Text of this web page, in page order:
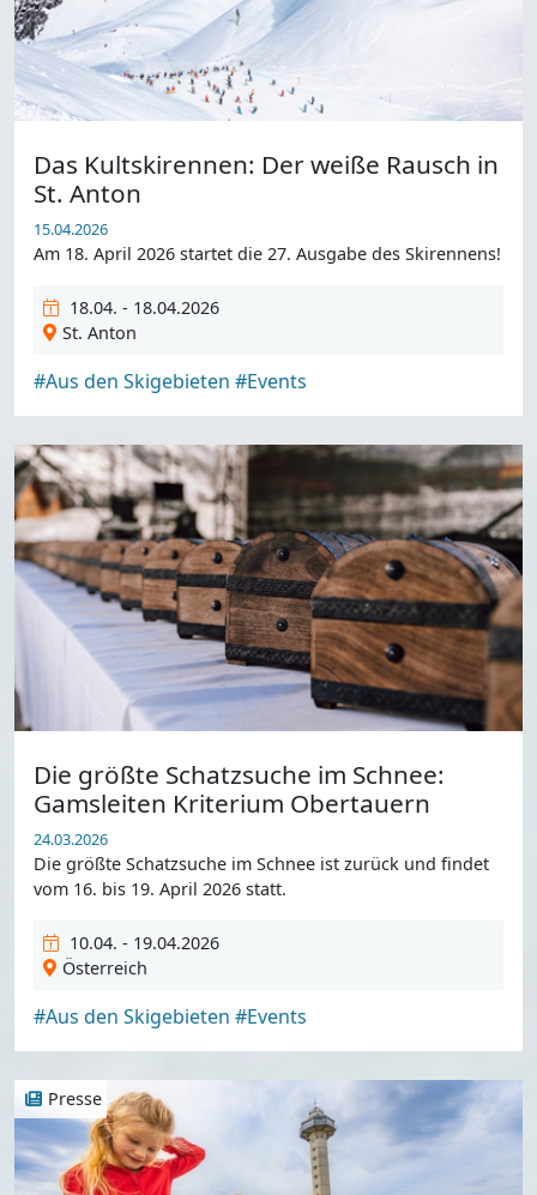
Das Kultskirennen: Der weiße Rausch in
St. Anton
15.04.2026
Am 18. April 2026 startet die 27. Ausgabe des Skirennens!
18.04. - 18.04.2026
St. Anton
#Aus den Skigebieten #Events
Die größte Schatzsuche im Schnee:
Gamsleiten Kriterium Obertauern
24.03.2026
Die größte Schatzsuche im Schnee ist zurück und findet
vom 16. bis 19. April 2026 statt.
10.04. - 19.04.2026
Österreich
#Aus den Skigebieten #Events
Presse